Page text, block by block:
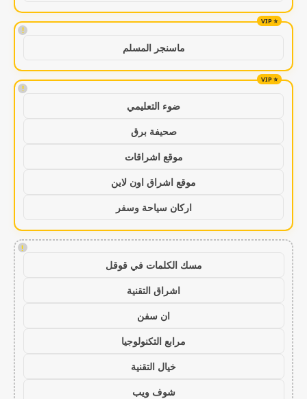
!
ماسنجر المسلم
!
ضوء التعليمي
صحيفة برق
موقع اشراقات
موقع اشراق اون لاين
اركان سياحة وسفر
!
مسك الكلمات في قوقل
اشراق التقنية
ان سفن
مرابع التكنولوجيا
خيال التقنية
شوف ويب